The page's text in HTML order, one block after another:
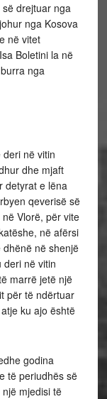
drejtuar nga
nga Kosova
në vitet
Boletini la në
nga
në vitin
dhe mjaft
detyrat e lëna
qeverisë së
Vlorë, për vite
në afërsi
në shenjë
deri në vitin
marrë jetë një
për të ndërtuar
ku ajo është
godina
të periudhës së
mjedisi të